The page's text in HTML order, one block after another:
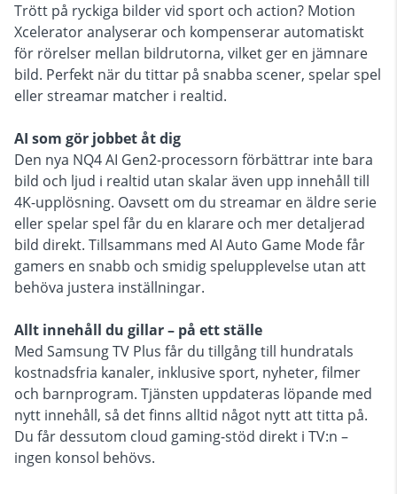
Trött på ryckiga bilder vid sport och action? Motion
Xcelerator analyserar och kompenserar automatiskt
för rörelser mellan bildrutorna, vilket ger en jämnare
bild. Perfekt när du tittar på snabba scener, spelar spel
eller streamar matcher i realtid.
AI som gör jobbet åt dig
Den nya NQ4 AI Gen2-processorn förbättrar inte bara
bild och ljud i realtid utan skalar även upp innehåll till
4K-upplösning. Oavsett om du streamar en äldre serie
eller spelar spel får du en klarare och mer detaljerad
bild direkt. Tillsammans med AI Auto Game Mode får
gamers en snabb och smidig spelupplevelse utan att
behöva justera inställningar.
Allt innehåll du gillar – på ett ställe
Med Samsung TV Plus får du tillgång till hundratals
kostnadsfria kanaler, inklusive sport, nyheter, filmer
och barnprogram. Tjänsten uppdateras löpande med
nytt innehåll, så det finns alltid något nytt att titta på.
Du får dessutom cloud gaming-stöd direkt i TV:n –
ingen konsol behövs.